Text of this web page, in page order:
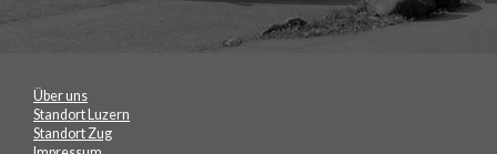
Über uns
Standort Luzern
Standort Zug